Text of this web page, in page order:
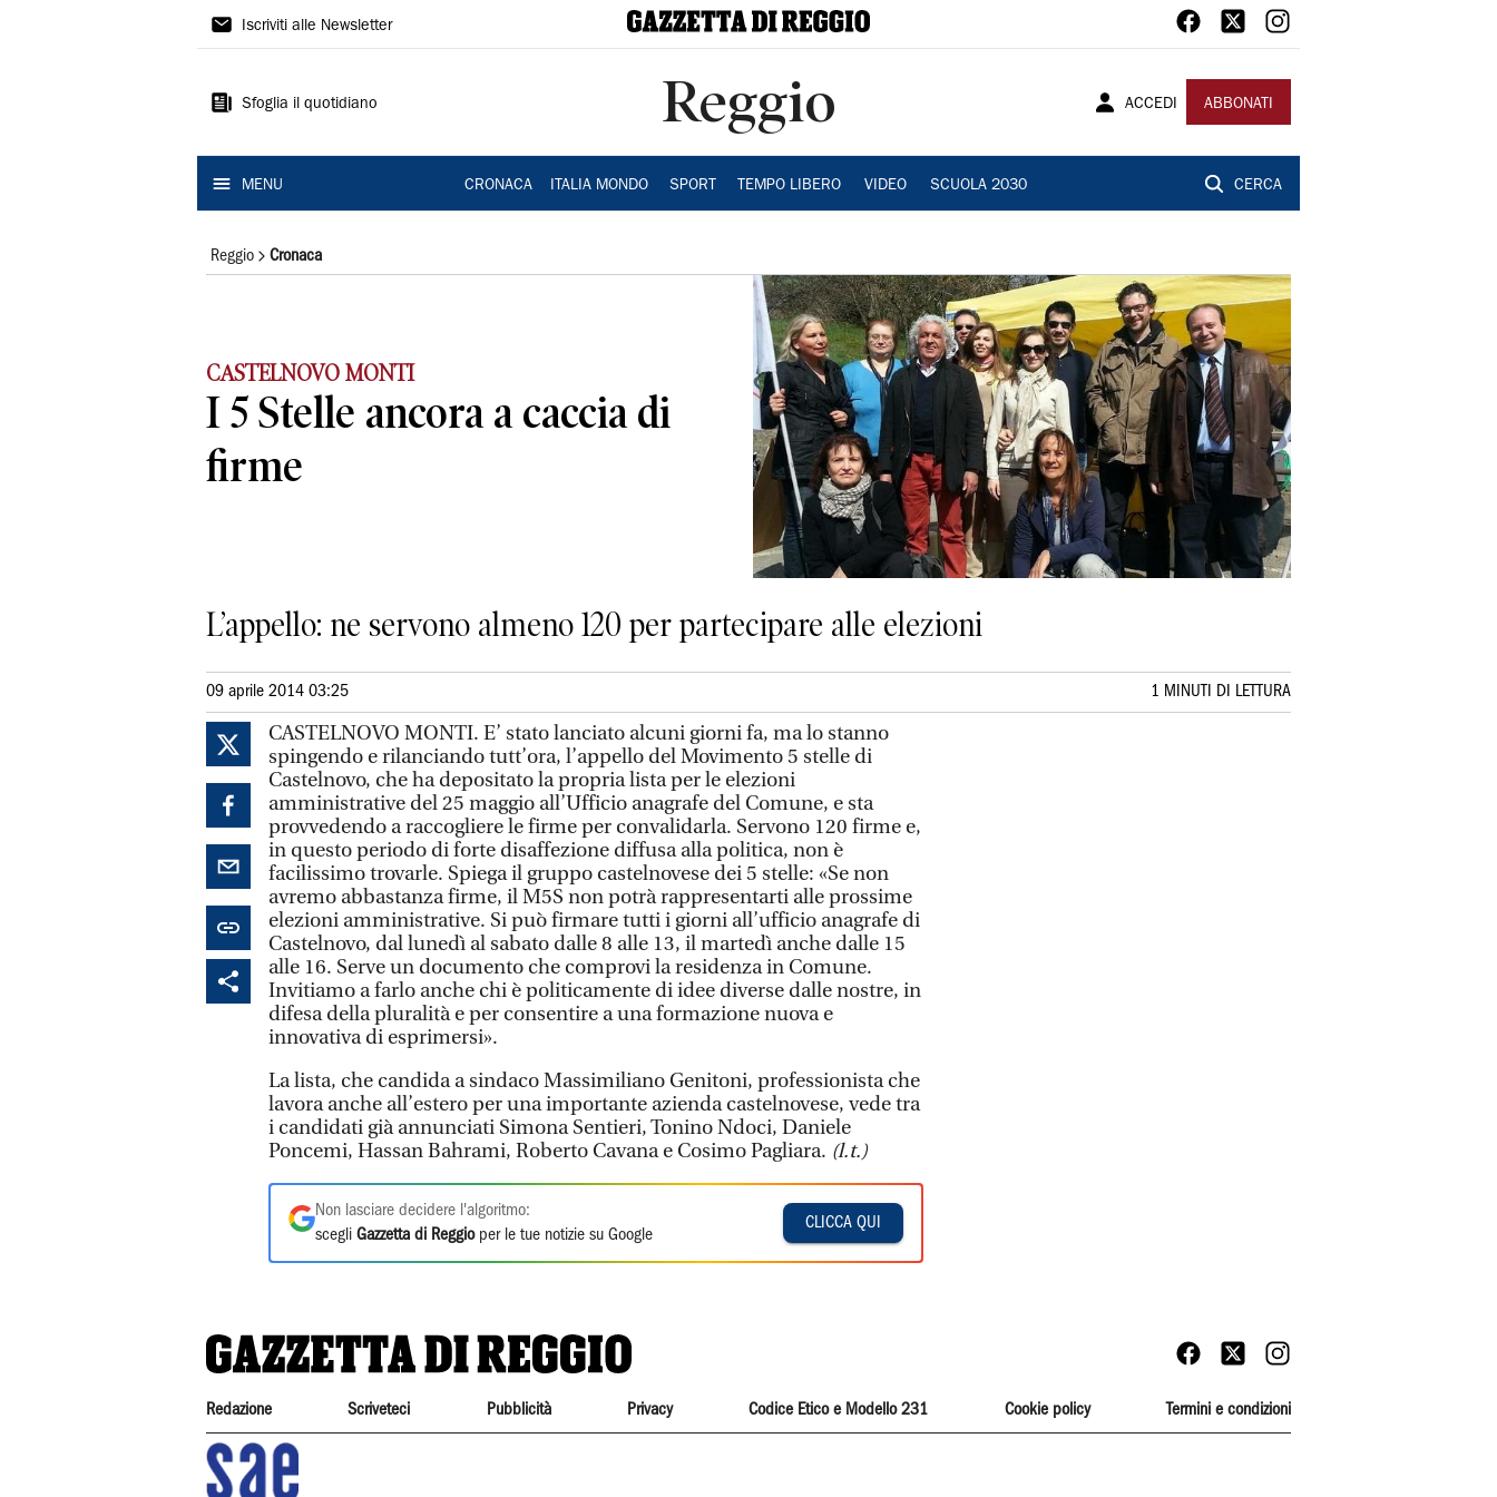
Gazzetta
Reggio
Iscriviti alle Newsletter
Sfoglia il quotidiano Reggio ACCEDI ABBONATI
MENU CRONACA ITALIA MONDO SPORT TEMPO LIBERO VIDEO SCUOLA 2030 CERCA
Reggio Cronaca
CASTELNOVO MONTI
I 5 Stelle ancora a caccia di
firme
L’appello: ne servono almeno 120 per partecipare alle elezioni
09 aprile 2014 03:25 1 MINUTI DI LETTURA
CASTELNOVO MONTI. E’ stato lanciato alcuni giorni fa, ma lo stanno
spingendo e rilanciando tutt’ora, l’appello del Movimento 5 stelle di
Castelnovo, che ha depositato la propria lista per le elezioni
amministrative del 25 maggio all’Ufficio anagrafe del Comune, e sta
provvedendo a raccogliere le firme per convalidarla. Servono 120 firme e,
in questo periodo di forte disaffezione diffusa alla politica, non è
facilissimo trovarle. Spiega il gruppo castelnovese dei 5 stelle: «Se non
avremo abbastanza firme, il M5S non potrà rappresentarti alle prossime
elezioni amministrative. Si può firmare tutti i giorni all’ufficio anagrafe di
Castelnovo, dal lunedì al sabato dalle 8 alle 13, il martedì anche dalle 15
alle 16. Serve un documento che comprovi la residenza in Comune.
Invitiamo a farlo anche chi è politicamente di idee diverse dalle nostre, in
difesa della pluralità e per consentire a una formazione nuova e
innovativa di esprimersi».
La lista, che candida a sindaco Massimiliano Genitoni, professionista che
lavora anche all’estero per una importante azienda castelnovese, vede tra
i candidati già annunciati Simona Sentieri, Tonino Ndoci, Daniele
Poncemi, Hassan Bahrami, Roberto Cavana e Cosimo Pagliara. (l.t.)
Non lasciare decidere l'algoritmo:
scegli Gazzetta di Reggioper le tue notizie su Google
CLICCA QUI
Redazione Scriveteci Pubblicità Privacy Codice Etico e Modello 231 Cookie policy Termini e condizioni